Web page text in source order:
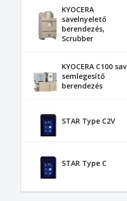
KYOCERA
savelnyelető
berendezés,
Scrubber
KYOCERA C100 sav
semlegesítő
berendezés
STAR Type C2V
STAR Type C